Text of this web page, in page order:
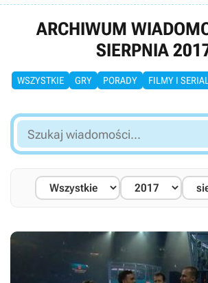
ARCHIWUM
SIERPNIA
WSZYSTKIE GRY PORADY FILMY I
Szukaj
wiadomości...